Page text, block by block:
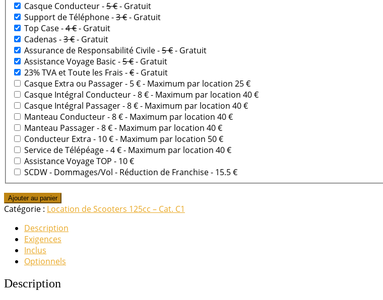
Casque Conducteur -5 €- Gratuit
Support de Téléphone -3 €- Gratuit
Top Case -4 €- Gratuit
Cadenas -3 €- Gratuit
Assurance de Responsabilité Civile -5 €- Gratuit
Assistance Voyage Basic -5 €- Gratuit
23% TVA et Toute les Frais -€- Gratuit
Casque Extra ou Passager - 5 €- Maximum par location 25 €
Casque Intégral Conducteur - 8 €- Maximum par location 40 €
Casque Intégral Passager - 8 €- Maximum par location 40 €
Manteau Conducteur - 8 €- Maximum par location 40 €
Manteau Passager - 8 €- Maximum par location 40 €
Conducteur Extra - 10 €- Maximum par location 50 €
Service de Télépéage - 4 €- Maximum par location 40 €
Assistance Voyage TOP - 10 €
SCDW - Dommages/Vol - Réduction de Franchise - 15.5 €
quantité
de
SHi
125
Ajouter au panier
Catégorie : Location de Scooters 125cc – Cat. C1
Description
Exigences
Inclus
Optionnels
Description